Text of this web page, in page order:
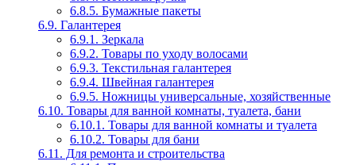
6.8.5. Бумажные пакеты
6.9. Галантерея
6.9.1. Зеркала
6.9.2. Товары по уходу волосами
6.9.3. Текстильная галантерея
6.9.4. Швейная галантерея
6.9.5. Ножницы универсальные, хозяйственные
6.10. Товары для ванной комнаты, туалета, бани
6.10.1. Товары для ванной комнаты и туалета
6.10.2. Товары для бани
6.11. Для ремонта и строительства